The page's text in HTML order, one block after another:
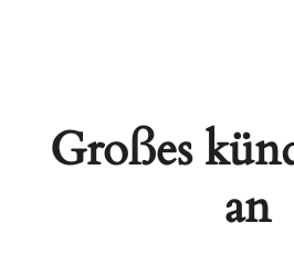
Großes
an